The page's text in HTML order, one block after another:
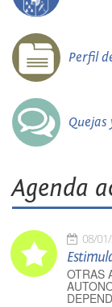
Perfil
Quejas
Agenda
08/
OTRAS